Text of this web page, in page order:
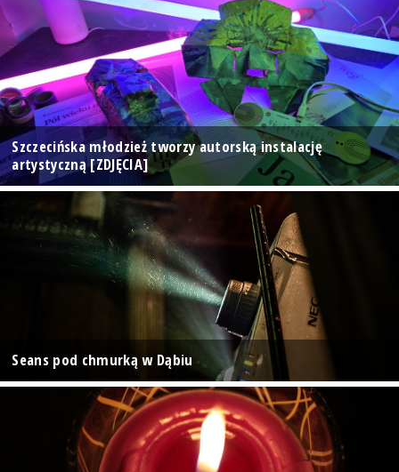
Szczecińska młodzież tworzy autorską instalację
artystyczną [ZDJĘCIA]
Seans pod chmurką w Dąbiu